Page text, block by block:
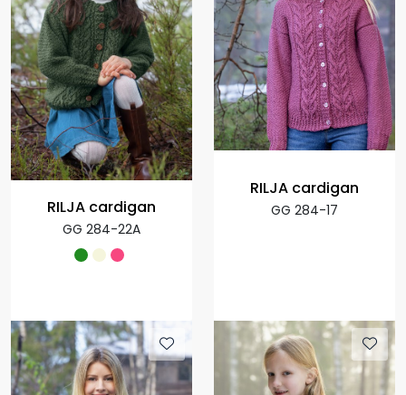
RILJA cardigan
GG 284-22A
RILJA cardigan
GG 284-17